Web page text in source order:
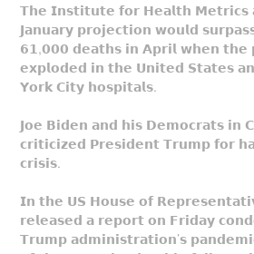
𝗧𝗵𝗲 𝗜𝗻𝘀𝘁𝗶𝘁𝘂𝘁𝗲 𝗳𝗼𝗿 𝗛𝗲𝗮𝗹𝘁𝗵 𝗠𝗲𝘁𝗿𝗶𝗰𝘀
𝗝𝗮𝗻𝘂𝗮𝗿𝘆 𝗽𝗿𝗼𝗷𝗲𝗰𝘁𝗶𝗼𝗻 𝘄𝗼𝘂𝗹𝗱
𝟲𝟭,𝟬𝟬𝟬 𝗱𝗲𝗮𝘁𝗵𝘀 𝗶𝗻 𝗔𝗽𝗿𝗶𝗹 𝘄𝗵𝗲𝗻 𝘁𝗵𝗲
𝗲𝘅𝗽𝗹𝗼𝗱𝗲𝗱 𝗶𝗻 𝘁𝗵𝗲 𝗨𝗻𝗶𝘁𝗲𝗱 𝗦𝘁𝗮𝘁𝗲𝘀
𝗬𝗼𝗿𝗸 𝗖𝗶𝘁𝘆 𝗵𝗼𝘀𝗽𝗶𝘁𝗮𝗹𝘀.
𝗝𝗼𝗲 𝗕𝗶𝗱𝗲𝗻 𝗮𝗻𝗱 𝗵𝗶𝘀 𝗗𝗲𝗺𝗼𝗰𝗿𝗮𝘁𝘀 𝗶𝗻
𝗰𝗿𝗶𝘁𝗶𝗰𝗶𝘇𝗲𝗱 𝗣𝗿𝗲𝘀𝗶𝗱𝗲𝗻𝘁 𝗧𝗿𝘂𝗺𝗽 𝗳𝗼𝗿
𝗰𝗿𝗶𝘀𝗶𝘀.
𝗜𝗻 𝘁𝗵𝗲 𝗨𝗦 𝗛𝗼𝘂𝘀𝗲 𝗼𝗳
𝗿𝗲𝗹𝗲𝗮𝘀𝗲𝗱 𝗮 𝗿𝗲𝗽𝗼𝗿𝘁 𝗼𝗻 𝗙𝗿𝗶𝗱𝗮𝘆
𝗧𝗿𝘂𝗺𝗽 𝗮𝗱𝗺𝗶𝗻𝗶𝘀𝘁𝗿𝗮𝘁𝗶𝗼𝗻’𝘀